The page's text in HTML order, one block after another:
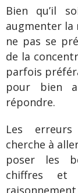
Bien qu’il
augmenter la
ne pas se
de la
parfois
pour bien
répondre.
Les erreurs
cherche à
poser les
chiffres et